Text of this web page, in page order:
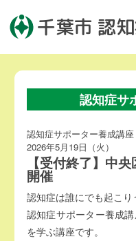
千葉市 認
認知症サ
認知症サポーター養成講座
2026年5月19日（火）
【受付終了】中
開催
認知症は誰にでも起こり
認知症サポーター養成
を学ぶ講座です。